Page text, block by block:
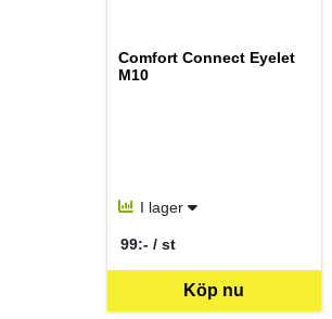
Comfort Connect Eyelet
M10
I lager
Köp nu
99:- / st
SEK per ST